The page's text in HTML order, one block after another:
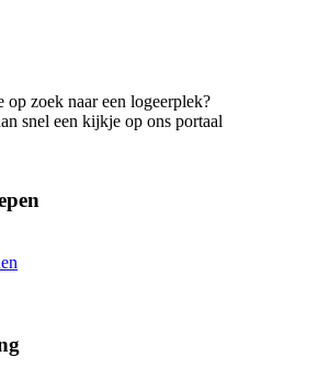
op zoek naar een logeerplek?
snel een kijkje op ons portaal